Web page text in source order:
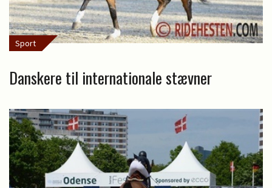
Sport
Danskere til internationale stævner